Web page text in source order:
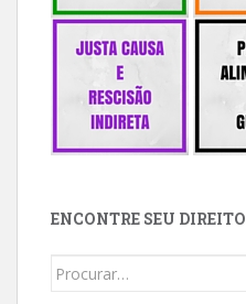
ENCONTRE SEU DIREITO
Buscar: